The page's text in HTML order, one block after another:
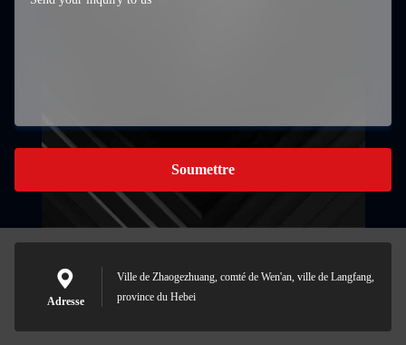
Soumettre
Adresse
Ville de Zhaogezhuang, comté de Wen'an, ville de Langfang,
province du Hebei